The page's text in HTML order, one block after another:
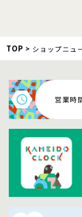
TOP ショップニュ
営業時